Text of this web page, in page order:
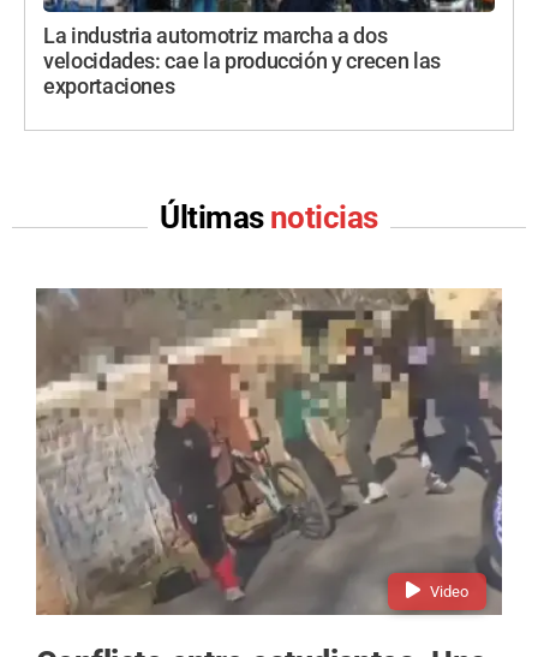
La industria automotriz marcha a dos
velocidades: cae la producción y crecen las
exportaciones
Últimas noticias
Video